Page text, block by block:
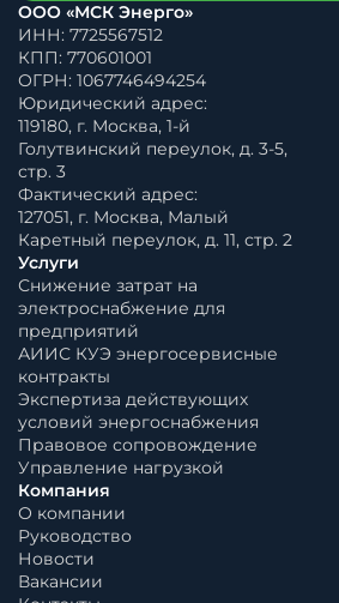
ООО «МСК Энерго»
ИНН: 7725567512
КПП: 770601001
ОГРН: 1067746494254
Юридический адрес:
119180, г. Москва, 1-й
Голутвинский переулок, д. 3-5,
стр. 3
Фактический адрес:
127051, г. Москва, Малый
Каретный переулок, д. 11, стр. 2
Услуги
Снижение затрат на
электроснабжение для
предприятий
АИИС КУЭ энергосервисные
контракты
Экспертиза действующих
условий энергоснабжения
Правовое сопровождение
Управление нагрузкой
Компания
О компании
Руководство
Новости
Вакансии